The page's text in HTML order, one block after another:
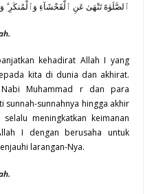
ٱلصَّلَوٰةَ تَنْهَىٰ عَنِ ٱلْفَحْشَآءِ وَٱلْمُنكَرِ
kehadirat AllahI yang
kita di dunia dan akhirat.
Muhammad rdan para
sunnah-sunnahnya hingga akhir
meningkatkan keimanan
I dengan berusaha untuk
larangan-Nya.